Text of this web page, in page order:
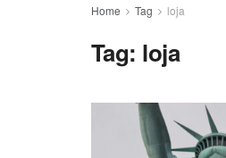
Home Tag loja
Tag: loja